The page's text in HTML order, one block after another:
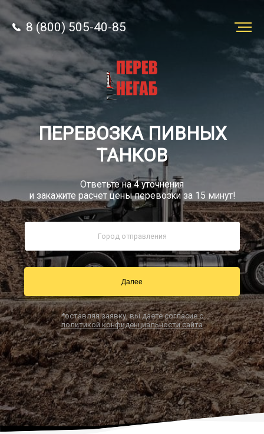
8 (800) 505-40-85
Звонок по РФ бесплатный
sale@simtruck-negabarit.ru
Заказать звонок
Заказать
перевозку
Грузы
8 (800) 505-40-85
ПЕРЕВОЗКА ПИВНЫХ
ТАНКОВ
Ответьте на 4 уточнения
и закажите расчет цены перевозки за 15 минут!
Далее
*оставляя заявку, вы даете согласие с
политикой конфиденциальности сайта